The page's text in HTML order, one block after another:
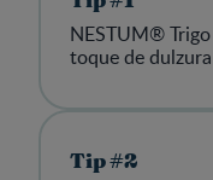
NESTUM®
toque de
Tip #2